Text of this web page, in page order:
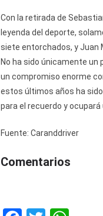
Con la retirada de
leyenda del deporte,
siete entorchados, y Juan
No ha sido únicamente
un compromiso enorme
estos últimos años ha
para el recuerdo y
Fuente: Caranddriver
Comentarios